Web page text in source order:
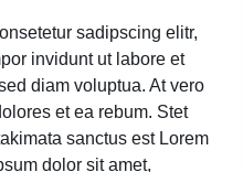
sadipscing elitr,
invidunt ut labore et
diam voluptua. At vero
et ea rebum. Stet
sanctus est Lorem
dolor sit amet,